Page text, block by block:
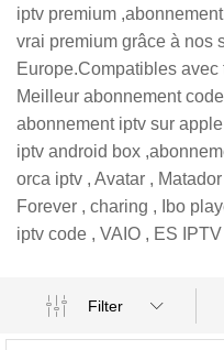
iptv premium
vrai premium grâce à nos
Europe.Compatibles avec
Meilleur abonnement
abonnement iptv sur
iptv android box
orca iptv , Avatar ,
Forever , charing , Ibo
iptv code , VAIO , ES
Filter